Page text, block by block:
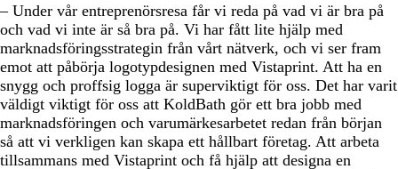
– Under vår entreprenörsresa får vi reda på vad vi är bra på
och vad vi inte är så bra på. Vi har fått lite hjälp med
marknadsföringsstrategin från vårt nätverk, och vi ser fram
emot att påbörja logotypdesignen med Vistaprint. Att ha en
snygg och proffsig logga är superviktigt för oss. Det har varit
väldigt viktigt för oss att KoldBath gör ett bra jobb med
marknadsföringen och varumärkesarbetet redan från början
så att vi verkligen kan skapa ett hållbart företag. Att arbeta
tillsammans med Vistaprint och få hjälp att designa en